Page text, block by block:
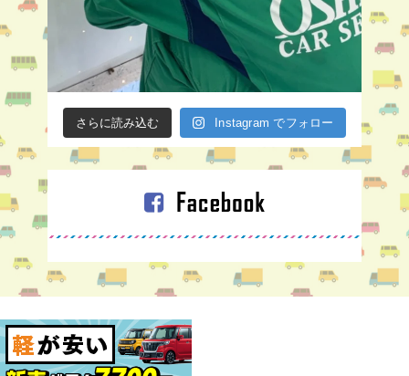
さらに読み込む Instagram でフォロー